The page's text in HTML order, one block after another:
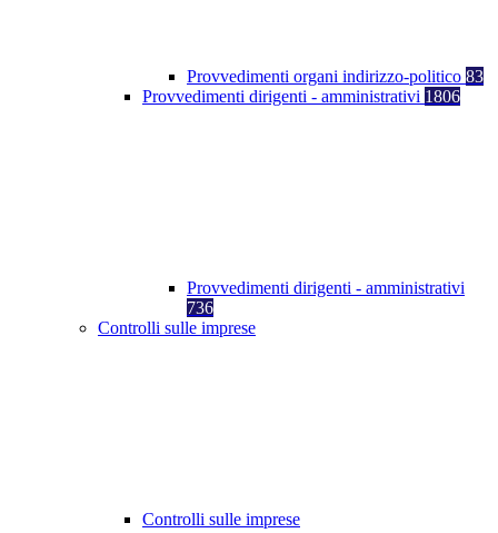
Provvedimenti organi indirizzo-politico 83
Provvedimenti dirigenti - amministrativi 1806
Provvedimenti dirigenti - amministrativi
736
Controlli sulle imprese
Controlli sulle imprese